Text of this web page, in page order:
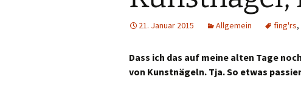
21. Januar 2015 Allgemein fing'rs,
Dass ich das auf meine alten Tage
von Kunstnägeln. Tja. So etwas